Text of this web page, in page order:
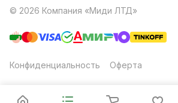
© 2026 Компания «Миди ЛТД»
Конфиденциальность Оферта